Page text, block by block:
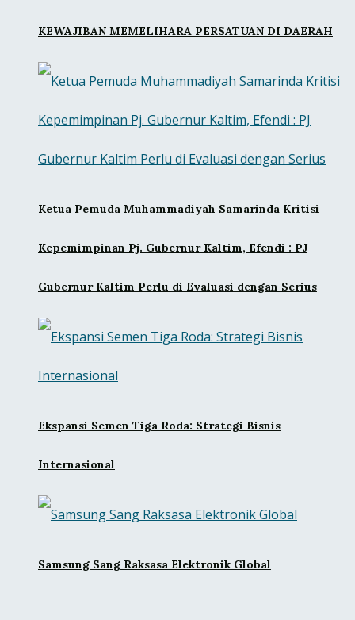
KEWAJIBAN MEMELIHARA PERSATUAN DI DAERAH
Ketua Pemuda Muhammadiyah Samarinda Kritisi
Kepemimpinan Pj. Gubernur Kaltim, Efendi : PJ
Gubernur Kaltim Perlu di Evaluasi dengan Serius
Ekspansi Semen Tiga Roda: Strategi Bisnis
Internasional
Samsung Sang Raksasa Elektronik Global